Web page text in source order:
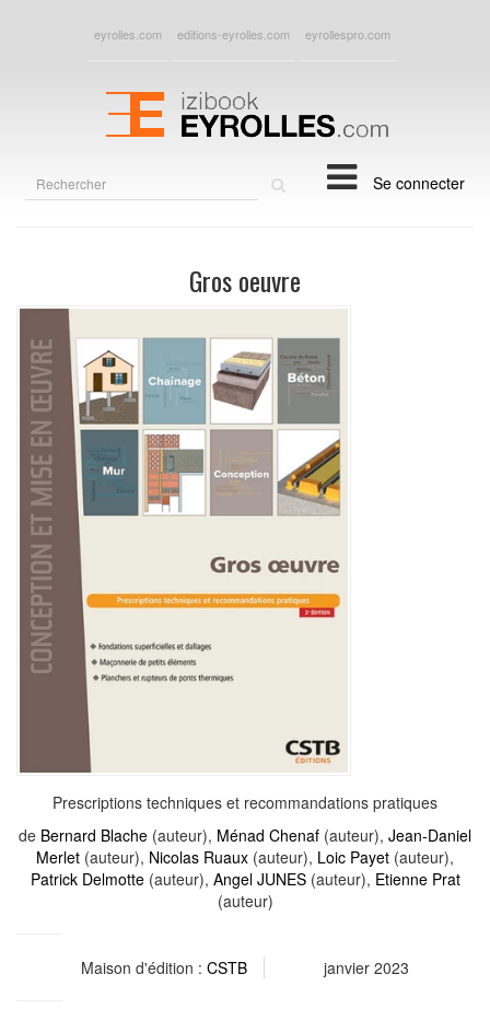
eyrolles.com editions-eyrolles.com eyrollespro.com
Se connecter
Gros oeuvre
Prescriptions techniques et recommandations pratiques
de Bernard Blache (auteur), Ménad Chenaf (auteur), Jean-Daniel
Merlet (auteur), Nicolas Ruaux (auteur), Loic Payet (auteur),
Patrick Delmotte(auteur), Angel JUNES(auteur), Etienne Prat
(auteur)
Maison d'édition : CSTB janvier 2023